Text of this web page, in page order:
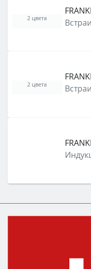
2 цвета
2 цвета